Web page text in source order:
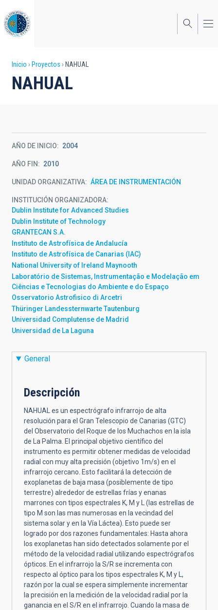
al
contenido
principal
Sobrescribir
enlaces
a
la
navegación
Inicio Proyectos NAHUAL
NAHUAL
AÑO DE INICIO 2004
AÑO FIN 2010
UNIDAD ORGANIZATIVA ÁREA DE INSTRUMENTACIÓN
INSTITUCIÓN ORGANIZADORA
Dublin Institute for Advanced Studies
Dublin Institute of Technology
GRANTECAN S.A.
Instituto de Astrofísica de Andalucía
Instituto de Astrofísica de Canarias (IAC)
National University of Ireland Maynooth
Laboratório de Sistemas, Instrumentação e Modelação em
Ciências e Tecnologias do Ambiente e do Espaço
Osservatorio Astrofisico di Arcetri
Thüringer Landessternwarte Tautenburg
Universidad Complutense de Madrid
Universidad de La Laguna
General
Descripción
NAHUAL es un espectrógrafo infrarrojo de alta
resolución para el Gran Telescopio de Canarias (GTC)
del Observatorio del Roque de los Muchachos en la isla
de La Palma. El principal objetivo científico del
instrumento es permitir obtener medidas de velocidad
radial con muy alta precisión (objetivo 1m/s) en el
infrarrojo cercano. Esto facilitará la detección de
exoplanetas de baja masa (posiblemente de tipo
terrestre) alrededor de estrellas frías y enanas
marrones con tipos espectrales K, M y L (las estrellas de
tipo M son las mas numerosas en la vecindad del
sistema solar y en la Vía Láctea). Esto puede ser
logrado por dos razones fundamentales: Hasta ahora
los exoplanetas han sido detectados solamente por el
método de la velocidad radial utilizando espectrógrafos
ópticos. En el infrarrojo la S/R se incrementa con
respecto al óptico para los tipos espectrales K, M y L,
razón por la cual se espera simplemente incrementar
la precisión en la medición de la velocidad radial por la
ganancia en el S/R en el infrarrojo. Cuando la masa de